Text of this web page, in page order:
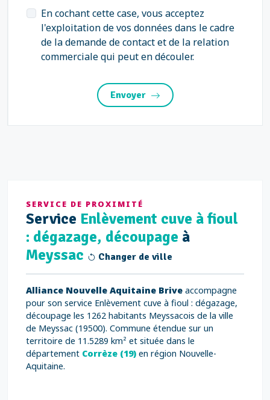
En cochant cette case, vous acceptez
l'exploitation de vos données dans le cadre
de la demande de contact et de la relation
commerciale qui peut en découler.
Envoyer
SERVICE DE PROXIMITÉ
Service Enlèvement cuve à fioul
: dégazage, découpage à
Meyssac
Changer de ville
Alliance Nouvelle Aquitaine Brive accompagne
pour son service Enlèvement cuve à fioul : dégazage,
découpage les 1262 habitants Meyssacois de la ville
de Meyssac (19500). Commune étendue sur un
territoire de 11.5289 km² et située dans le
département Corrèze (19) en région Nouvelle-
Aquitaine.